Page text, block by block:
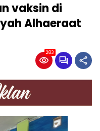
vaksin di
Alhaeraat
283